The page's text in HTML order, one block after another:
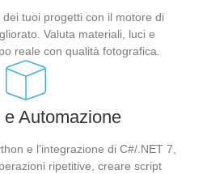
tuoi progetti con il motore di
Valuta materiali, luci e
reale con qualità fotografica.
Automazione
e l’integrazione di C#/.NET 7,
ripetitive, creare script